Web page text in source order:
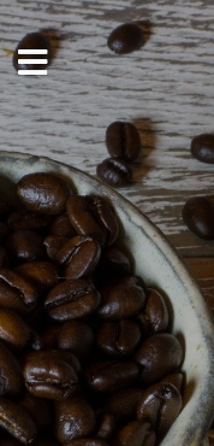
Přejít
k
obsahu
webu